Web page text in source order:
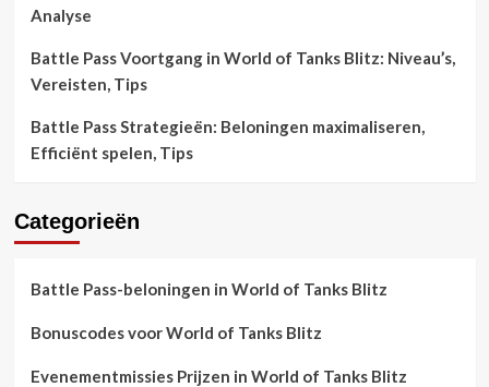
Analyse
Battle Pass Voortgang in World of Tanks Blitz: Niveau’s,
Vereisten, Tips
Battle Pass Strategieën: Beloningen maximaliseren,
Efficiënt spelen, Tips
Categorieën
Battle Pass-beloningen in World of Tanks Blitz
Bonuscodes voor World of Tanks Blitz
Evenementmissies Prijzen in World of Tanks Blitz